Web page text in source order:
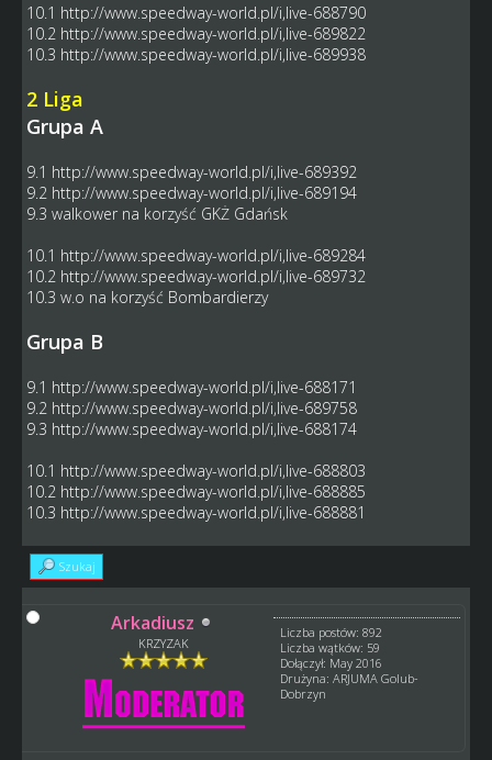
10.1 http://www.speedway-world.pl/i,live-688790
10.2 http://www.speedway-world.pl/i,live-689822
10.3 http://www.speedway-world.pl/i,live-689938
2 Liga
Grupa A
9.1 http://www.speedway-world.pl/i,live-689392
9.2 http://www.speedway-world.pl/i,live-689194
9.3 walkower na korzyść GKŻ Gdańsk
10.1 http://www.speedway-world.pl/i,live-689284
10.2 http://www.speedway-world.pl/i,live-689732
10.3 w.o na korzyść Bombardierzy
Grupa B
9.1 http://www.speedway-world.pl/i,live-688171
9.2 http://www.speedway-world.pl/i,live-689758
9.3 http://www.speedway-world.pl/i,live-688174
10.1 http://www.speedway-world.pl/i,live-688803
10.2 http://www.speedway-world.pl/i,live-688885
10.3 http://www.speedway-world.pl/i,live-688881
Szukaj
Arkadiusz
KRZYZAK
Liczba postów: 892
Liczba wątków: 59
Dołączył: May 2016
Drużyna: ARJUMA Golub-
Dobrzyn